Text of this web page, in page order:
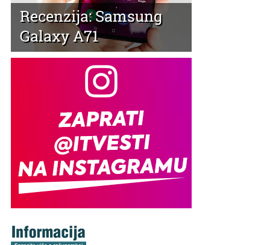
Recenzija: Samsung
Galaxy A71